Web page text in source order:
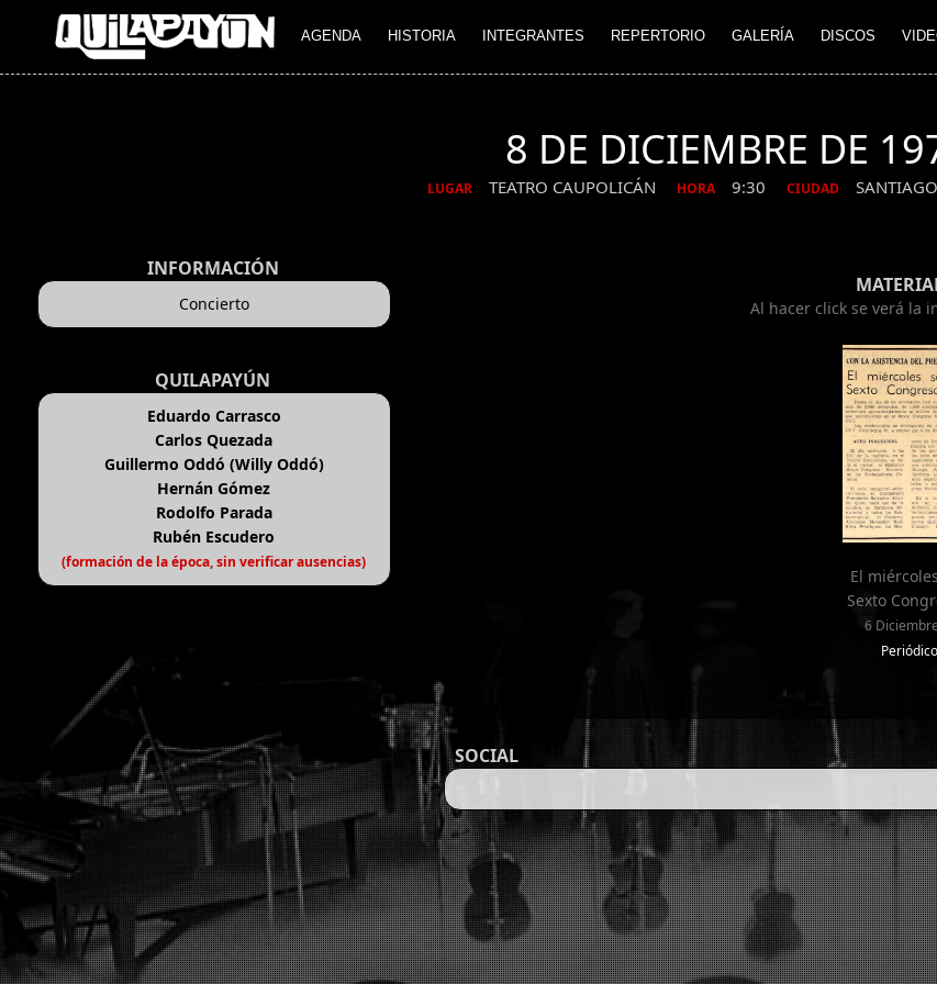
AGENDA HISTORIA INTEGRANTES REPERTORIO GALERÍA DISCOS
8 DE DICIEMBRE DE
LUGAR TEATRO CAUPOLICÁN HORA 9:30 CIUDAD SANTIAGO
INFORMACIÓN
Concierto
QUILAPAYÚN
Eduardo Carrasco
Carlos Quezada
Guillermo Oddó (Willy Oddó)
Hernán Gómez
Rodolfo Parada
Rubén Escudero
(formación de la época, sin verificar ausencias)
Al hacer click se verá la
El
Sexto
6
SOCIAL